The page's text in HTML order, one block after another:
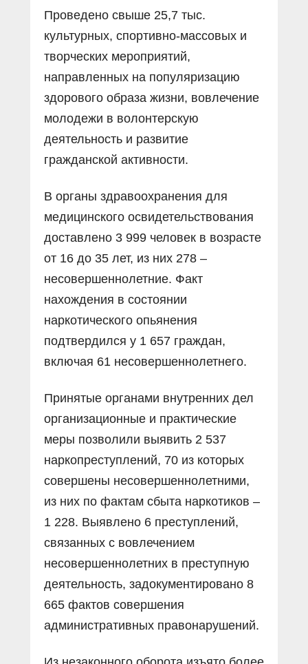
Проведено свыше 25,7 тыс.
культурных, спортивно-массовых и
творческих мероприятий,
направленных на популяризацию
здорового образа жизни, вовлечение
молодежи в волонтерскую
деятельность и развитие
гражданской активности.
В органы здравоохранения для
медицинского освидетельствования
доставлено 3 999 человек в возрасте
от 16 до 35 лет, из них 278 –
несовершеннолетние. Факт
нахождения в состоянии
наркотического опьянения
подтвердился у 1 657 граждан,
включая 61 несовершеннолетнего.
Принятые органами внутренних дел
организационные и практические
меры позволили выявить 2 537
наркопреступлений, 70 из которых
совершены несовершеннолетними,
из них по фактам сбыта наркотиков –
1 228. Выявлено 6 преступлений,
связанных с вовлечением
несовершеннолетних в преступную
деятельность, задокументировано 8
665 фактов совершения
административных правонарушений.